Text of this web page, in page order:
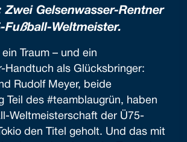
Zwei Gelsenwasser-Rentner
Fußball-Weltmeister.
Traum – und ein
Handtuch als Glücksbringer:
Rudolf Meyer, beide
Teil des #teamblaugrün, haben
Weltmeisterschaft der Ü75-
den Titel geholt. Und das mit